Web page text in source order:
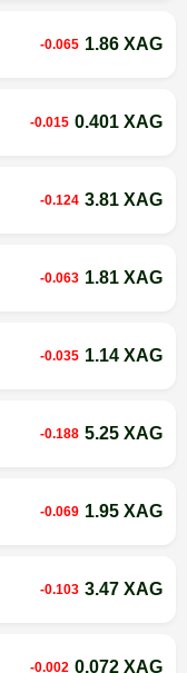
-0.065 1.86 XAG
-0.015 0.401 XAG
-0.124 3.81 XAG
-0.063 1.81 XAG
-0.035 1.14 XAG
-0.188 5.25 XAG
-0.069 1.95 XAG
-0.103 3.47 XAG
-0.002 0.072 XAG